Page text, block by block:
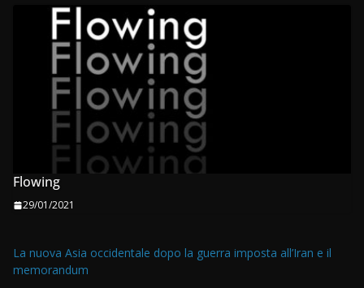
Flowing
29/01/2021
La nuova Asia occidentale dopo la guerra imposta all’Iran e il
memorandum